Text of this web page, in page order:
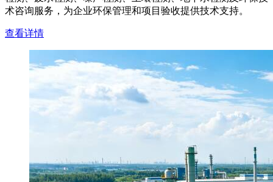
术咨询服务，为企业环保管理和项目验收提供技术支持。
查看详情